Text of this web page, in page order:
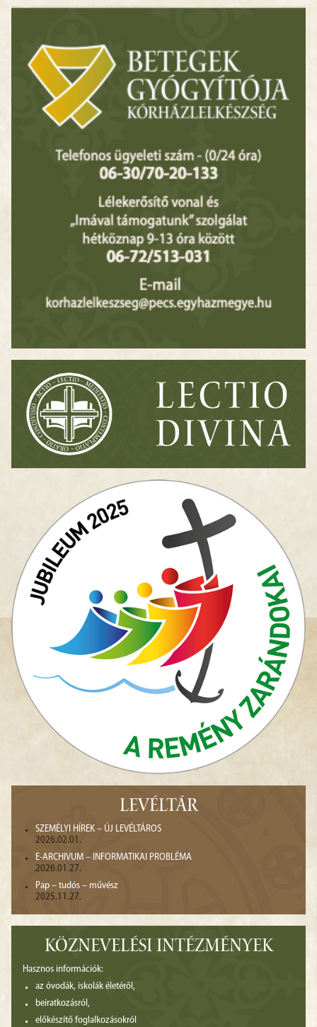
LEVÉLTÁR
SZEMÉLYI HÍREK – ÚJ LEVÉLTÁROS
2026.02.01.
E-ARCHIVUM – INFORMATIKAI PROBLÉMA
2026.01.27.
Pap – tudós – művész
2025.11.27.
KÖZNEVELÉSI INTÉZMÉNYEK
Hasznos információk:
az óvodák, iskolák életéről,
beiratkozásról,
előkészítő foglalkozásokról